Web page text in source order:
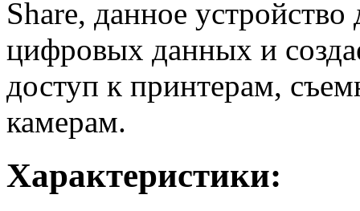
Share, данное
цифровых данных и
доступ к принтерам,
камерам.
Характеристики: